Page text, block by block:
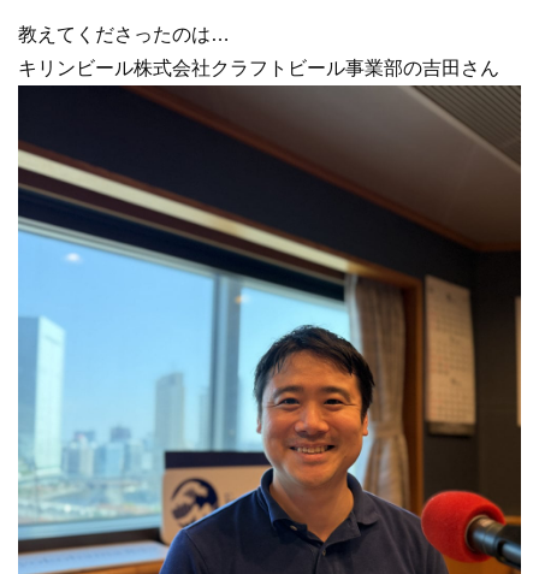
教えてくださったのは…
キリンビール株式会社クラフトビール事業部の吉田さん